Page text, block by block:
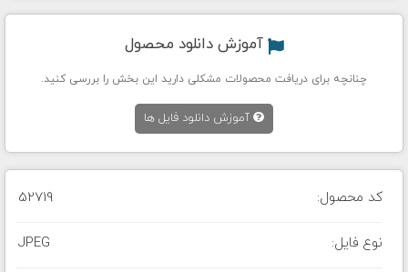
آموزش دانلود محصول
چنانچه برای دریافت محصولات مشکلی دارید این بخش را بررسی کنید.
آموزش دانلود فایل ها
کد محصول: 52719
نوع فایل: JPEG